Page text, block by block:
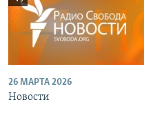
26 МАРТА 2026
Новости